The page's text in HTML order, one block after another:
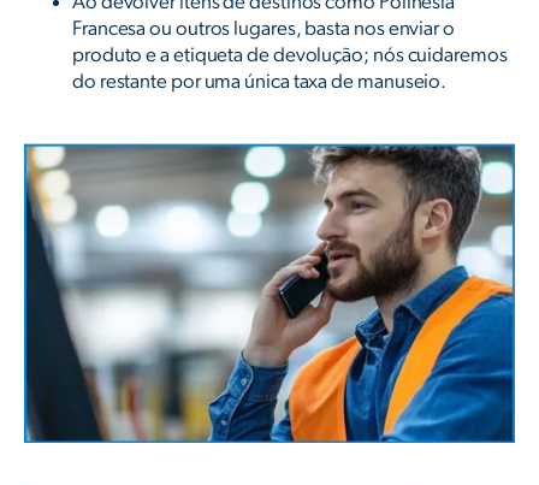
Francesa ou outros lugares, basta nos enviar o
produto e a etiqueta de devolução; nós cuidaremos
do restante por uma única taxa de manuseio.